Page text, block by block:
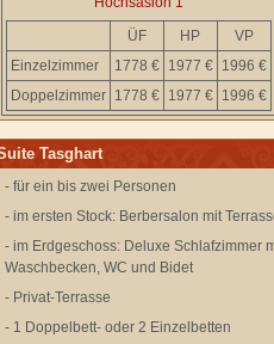
ÜF
HP
VP
Einzelzimmer
1778 € 1977 € 1996 €
Doppelzimmer 1778 € 1977 € 1996 €
Tasghart
- für ein bis zwei Personen
- im ersten Stock: Berbersalon mit
- im Erdgeschoss: Deluxe Schlafzimmer
Waschbecken, WC und Bidet
- Privat-Terrasse
- 1 Doppelbett- oder 2 Einzelbetten